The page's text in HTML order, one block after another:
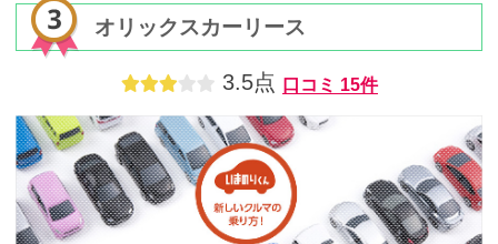
オリックスカーリース
3.5点 口コミ 15件